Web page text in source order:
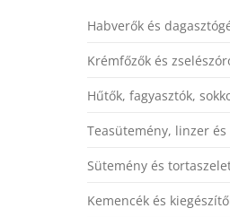
Habverők és
Krémfőzők és
Hűtők, fagyasztók,
Teasütemény, linzer és
Sütemény és
Kemencék és